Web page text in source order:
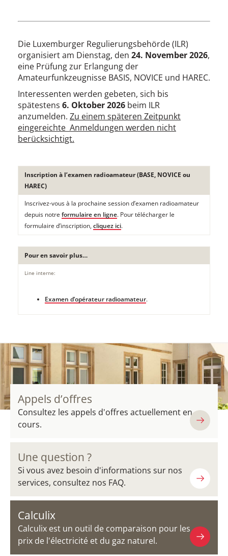
Die Luxemburger Regulierungsbehörde (ILR)
organisiert am Dienstag, den 24. November 2026,
eine Prüfung zur Erlangung der
Amateurfunkzeugnisse BASIS, NOVICE und HAREC.
Interessenten werden gebeten, sich bis
spätestens 6. Oktober 2026 beim ILR
anzumelden. Zu einem späteren Zeitpunkt
eingereichte Anmeldungen werden nicht
berücksichtigt.
Inscription à l’examen radioamateur (BASE, NOVICE ou
HAREC)
Inscrivez-vous à la prochaine session d’examen radioamateur
depuis notre formulaire en ligne. Pour télécharger le
formulaire d’inscription, cliquez ici.
Pour en savoir plus…
Line interne:
Examen d’opérateur radioamateur.
Appels d’offres
Consultez les appels d'offres actuellement en
cours.
Une question ?
Si vous avez besoin d'informations sur nos
services, consultez nos FAQ.
Calculix
Calculix est un outil de comparaison pour les
prix de l'électricité et du gaz naturel.